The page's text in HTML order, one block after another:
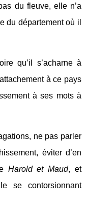
du fleuve, elle n’a
du département où il
qu’il s’acharne à
à ce pays
à ses mots à
ne pas parler
éviter d’en
Harold et Maud, et
se contorsionnant